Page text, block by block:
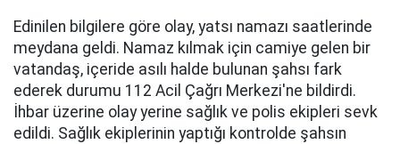
Edinilen bilgilere göre olay, yatsı namazı saatlerinde
meydana geldi. Namaz kılmak için camiye gelen bir
vatandaş, içeride asılı halde bulunan şahsı fark
ederek durumu 112 Acil Çağrı Merkezi'ne bildirdi.
İhbar üzerine olay yerine sağlık ve polis ekipleri sevk
edildi. Sağlık ekiplerinin yaptığı kontrolde şahsın